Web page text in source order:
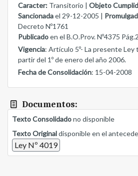
Caracter: Transitorio | Objeto
Sancionadael 29-12-2005 |
Decreto Nº1761
Publicadoen el B.O.Prov. Nº4375
Vigencia: Artículo 5º- La presente Ley
partir del 1º de enero del año 2006.
Fecha de Consolidación: 15-04-2008
Documentos:
Texto Consolidadono disponible
Texto Originaldisponible en el
Ley Nº 4019